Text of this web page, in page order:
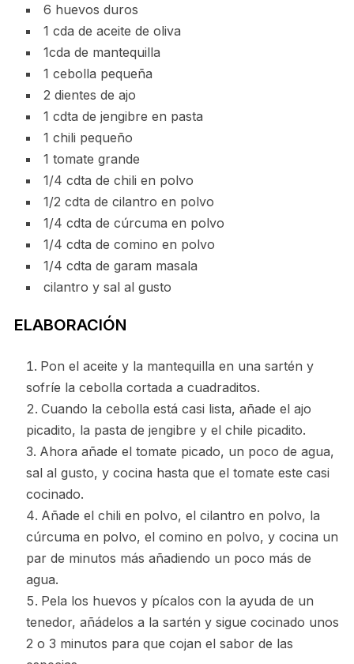
6 huevos duros
1 cda de aceite de oliva
1cda de mantequilla
1 cebolla pequeña
2 dientes de ajo
1 cdta de jengibre en pasta
1 chili pequeño
1 tomate grande
1/4 cdta de chili en polvo
1/2 cdta de cilantro en polvo
1/4 cdta de cúrcuma en polvo
1/4 cdta de comino en polvo
1/4 cdta de garam masala
cilantro y sal al gusto
ELABORACIÓN
Pon el aceite y la mantequilla en una sartén y
sofríe la cebolla cortada a cuadraditos.
Cuando la cebolla está casi lista, añade el ajo
picadito, la pasta de jengibre y el chile picadito.
Ahora añade el tomate picado, un poco de agua,
sal al gusto, y cocina hasta que el tomate este casi
cocinado.
Añade el chili en polvo, el cilantro en polvo, la
cúrcuma en polvo, el comino en polvo, y cocina un
par de minutos más añadiendo un poco más de
agua.
Pela los huevos y pícalos con la ayuda de un
tenedor, añádelos a la sartén y sigue cocinado unos
2 o 3 minutos para que cojan el sabor de las